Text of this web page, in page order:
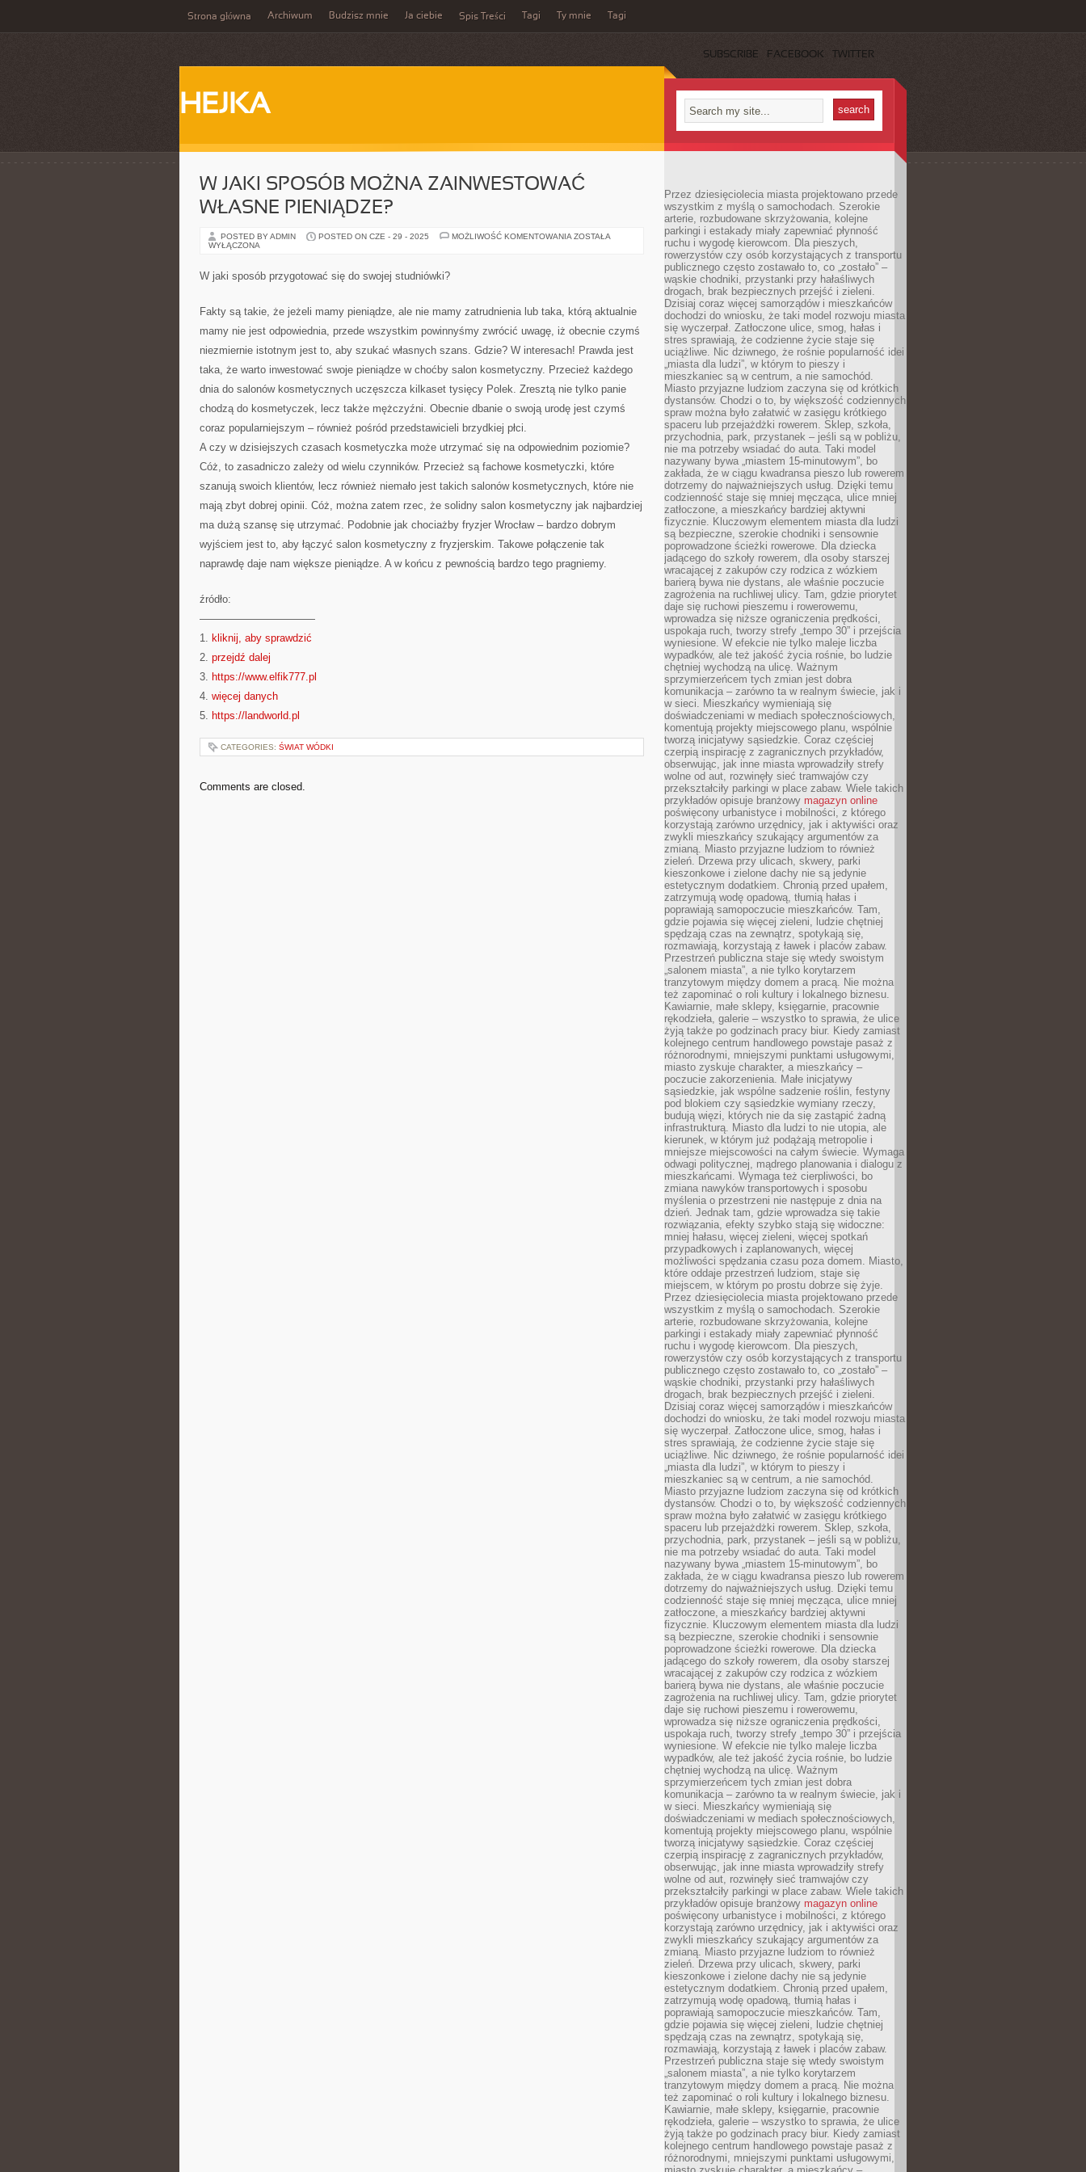
Strona główna Archiwum Budzisz mnie Ja ciebie Spis Treści Tagi Ty mnie Tagi
SUBSCRIBE FACEBOOK TWITTER
HEJKA
W JAKI SPOSÓB MOŻNA ZAINWESTOWAĆ
WŁASNE PIENIĄDZE?
POSTED BY ADMIN POSTED ON CZE - 29 - 2025 MOŻLIWOŚĆ KOMENTOWANIA W
ZOSTAŁA
WYŁĄCZONA
W jaki sposób przygotować się do swojej studniówki?
Fakty są takie, że jeżeli mamy pieniądze, ale nie mamy zatrudnienia lub taka, którą aktualnie
mamy nie jest odpowiednia, przede wszystkim powinnyśmy zwrócić uwagę, iż obecnie czymś
niezmiernie istotnym jest to, aby szukać własnych szans. Gdzie? W interesach! Prawda jest
taka, że warto inwestować swoje pieniądze w choćby salon kosmetyczny. Przecież każdego
dnia do salonów kosmetycznych uczęszcza kilkaset tysięcy Polek. Zresztą nie tylko panie
chodzą do kosmetyczek, lecz także mężczyźni. Obecnie dbanie o swoją urodę jest czymś
coraz popularniejszym – również pośród przedstawicieli brzydkiej płci.
A czy w dzisiejszych czasach kosmetyczka może utrzymać się na odpowiednim poziomie?
Cóż, to zasadniczo zależy od wielu czynników. Przecież są fachowe kosmetyczki, które
szanują swoich klientów, lecz również niemało jest takich salonów kosmetycznych, które nie
mają zbyt dobrej opinii. Cóż, można zatem rzec, że solidny salon kosmetyczny jak najbardziej
ma dużą szansę się utrzymać. Podobnie jak chociażby fryzjer Wrocław – bardzo dobrym
wyjściem jest to, aby łączyć salon kosmetyczny z fryzjerskim. Takowe połączenie tak
naprawdę daje nam większe pieniądze. A w końcu z pewnością bardzo tego pragniemy.
źródło:
———————————
1. kliknij, aby sprawdzić
2. przejdź dalej
3. https://www.elfik777.pl
4. więcej danych
5. https://landworld.pl
CATEGORIES: ŚWIAT WÓDKI
Comments are closed.
Przez dziesięciolecia miasta projektowano przede
wszystkim z myślą o samochodach. Szerokie
arterie, rozbudowane skrzyżowania, kolejne
parkingi i estakady miały zapewniać płynność
ruchu i wygodę kierowcom. Dla pieszych,
rowerzystów czy osób korzystających z transportu
publicznego często zostawało to, co „zostało” –
wąskie chodniki, przystanki przy hałaśliwych
drogach, brak bezpiecznych przejść i zieleni.
Dzisiaj coraz więcej samorządów i mieszkańców
dochodzi do wniosku, że taki model rozwoju miasta
się wyczerpał. Zatłoczone ulice, smog, hałas i
stres sprawiają, że codzienne życie staje się
uciążliwe. Nic dziwnego, że rośnie popularność idei
„miasta dla ludzi”, w którym to pieszy i
mieszkaniec są w centrum, a nie samochód.
Miasto przyjazne ludziom zaczyna się od krótkich
dystansów. Chodzi o to, by większość codziennych
spraw można było załatwić w zasięgu krótkiego
spaceru lub przejażdżki rowerem. Sklep, szkoła,
przychodnia, park, przystanek – jeśli są w pobliżu,
nie ma potrzeby wsiadać do auta. Taki model
nazywany bywa „miastem 15-minutowym”, bo
zakłada, że w ciągu kwadransa pieszo lub rowerem
dotrzemy do najważniejszych usług. Dzięki temu
codzienność staje się mniej męcząca, ulice mniej
zatłoczone, a mieszkańcy bardziej aktywni
fizycznie. Kluczowym elementem miasta dla ludzi
są bezpieczne, szerokie chodniki i sensownie
poprowadzone ścieżki rowerowe. Dla dziecka
jadącego do szkoły rowerem, dla osoby starszej
wracającej z zakupów czy rodzica z wózkiem
barierą bywa nie dystans, ale właśnie poczucie
zagrożenia na ruchliwej ulicy. Tam, gdzie priorytet
daje się ruchowi pieszemu i rowerowemu,
wprowadza się niższe ograniczenia prędkości,
uspokaja ruch, tworzy strefy „tempo 30” i przejścia
wyniesione. W efekcie nie tylko maleje liczba
wypadków, ale też jakość życia rośnie, bo ludzie
chętniej wychodzą na ulicę. Ważnym
sprzymierzeńcem tych zmian jest dobra
komunikacja – zarówno ta w realnym świecie, jak i
w sieci. Mieszkańcy wymieniają się
doświadczeniami w mediach społecznościowych,
komentują projekty miejscowego planu, wspólnie
tworzą inicjatywy sąsiedzkie. Coraz częściej
czerpią inspirację z zagranicznych przykładów,
obserwując, jak inne miasta wprowadziły strefy
wolne od aut, rozwinęły sieć tramwajów czy
przekształciły parkingi w place zabaw. Wiele takich
przykładów opisuje branżowy magazyn online
poświęcony urbanistyce i mobilności, z którego
korzystają zarówno urzędnicy, jak i aktywiści oraz
zwykli mieszkańcy szukający argumentów za
zmianą. Miasto przyjazne ludziom to również
zieleń. Drzewa przy ulicach, skwery, parki
kieszonkowe i zielone dachy nie są jedynie
estetycznym dodatkiem. Chronią przed upałem,
zatrzymują wodę opadową, tłumią hałas i
poprawiają samopoczucie mieszkańców. Tam,
gdzie pojawia się więcej zieleni, ludzie chętniej
spędzają czas na zewnątrz, spotykają się,
rozmawiają, korzystają z ławek i placów zabaw.
Przestrzeń publiczna staje się wtedy swoistym
„salonem miasta”, a nie tylko korytarzem
tranzytowym między domem a pracą. Nie można
też zapominać o roli kultury i lokalnego biznesu.
Kawiarnie, małe sklepy, księgarnie, pracownie
rękodzieła, galerie – wszystko to sprawia, że ulice
żyją także po godzinach pracy biur. Kiedy zamiast
kolejnego centrum handlowego powstaje pasaż z
różnorodnymi, mniejszymi punktami usługowymi,
miasto zyskuje charakter, a mieszkańcy –
poczucie zakorzenienia. Małe inicjatywy
sąsiedzkie, jak wspólne sadzenie roślin, festyny
pod blokiem czy sąsiedzkie wymiany rzeczy,
budują więzi, których nie da się zastąpić żadną
infrastrukturą. Miasto dla ludzi to nie utopia, ale
kierunek, w którym już podążają metropolie i
mniejsze miejscowości na całym świecie. Wymaga
odwagi politycznej, mądrego planowania i dialogu z
mieszkańcami. Wymaga też cierpliwości, bo
zmiana nawyków transportowych i sposobu
myślenia o przestrzeni nie następuje z dnia na
dzień. Jednak tam, gdzie wprowadza się takie
rozwiązania, efekty szybko stają się widoczne:
mniej hałasu, więcej zieleni, więcej spotkań
przypadkowych i zaplanowanych, więcej
możliwości spędzania czasu poza domem. Miasto,
które oddaje przestrzeń ludziom, staje się
miejscem, w którym po prostu dobrze się żyje.
Przez dziesięciolecia miasta projektowano przede
wszystkim z myślą o samochodach. Szerokie
arterie, rozbudowane skrzyżowania, kolejne
parkingi i estakady miały zapewniać płynność
ruchu i wygodę kierowcom. Dla pieszych,
rowerzystów czy osób korzystających z transportu
publicznego często zostawało to, co „zostało” –
wąskie chodniki, przystanki przy hałaśliwych
drogach, brak bezpiecznych przejść i zieleni.
Dzisiaj coraz więcej samorządów i mieszkańców
dochodzi do wniosku, że taki model rozwoju miasta
się wyczerpał. Zatłoczone ulice, smog, hałas i
stres sprawiają, że codzienne życie staje się
uciążliwe. Nic dziwnego, że rośnie popularność idei
„miasta dla ludzi”, w którym to pieszy i
mieszkaniec są w centrum, a nie samochód.
Miasto przyjazne ludziom zaczyna się od krótkich
dystansów. Chodzi o to, by większość codziennych
spraw można było załatwić w zasięgu krótkiego
spaceru lub przejażdżki rowerem. Sklep, szkoła,
przychodnia, park, przystanek – jeśli są w pobliżu,
nie ma potrzeby wsiadać do auta. Taki model
nazywany bywa „miastem 15-minutowym”, bo
zakłada, że w ciągu kwadransa pieszo lub rowerem
dotrzemy do najważniejszych usług. Dzięki temu
codzienność staje się mniej męcząca, ulice mniej
zatłoczone, a mieszkańcy bardziej aktywni
fizycznie. Kluczowym elementem miasta dla ludzi
są bezpieczne, szerokie chodniki i sensownie
poprowadzone ścieżki rowerowe. Dla dziecka
jadącego do szkoły rowerem, dla osoby starszej
wracającej z zakupów czy rodzica z wózkiem
barierą bywa nie dystans, ale właśnie poczucie
zagrożenia na ruchliwej ulicy. Tam, gdzie priorytet
daje się ruchowi pieszemu i rowerowemu,
wprowadza się niższe ograniczenia prędkości,
uspokaja ruch, tworzy strefy „tempo 30” i przejścia
wyniesione. W efekcie nie tylko maleje liczba
wypadków, ale też jakość życia rośnie, bo ludzie
chętniej wychodzą na ulicę. Ważnym
sprzymierzeńcem tych zmian jest dobra
komunikacja – zarówno ta w realnym świecie, jak i
w sieci. Mieszkańcy wymieniają się
doświadczeniami w mediach społecznościowych,
komentują projekty miejscowego planu, wspólnie
tworzą inicjatywy sąsiedzkie. Coraz częściej
czerpią inspirację z zagranicznych przykładów,
obserwując, jak inne miasta wprowadziły strefy
wolne od aut, rozwinęły sieć tramwajów czy
przekształciły parkingi w place zabaw. Wiele takich
przykładów opisuje branżowy magazyn online
poświęcony urbanistyce i mobilności, z którego
korzystają zarówno urzędnicy, jak i aktywiści oraz
zwykli mieszkańcy szukający argumentów za
zmianą. Miasto przyjazne ludziom to również
zieleń. Drzewa przy ulicach, skwery, parki
kieszonkowe i zielone dachy nie są jedynie
estetycznym dodatkiem. Chronią przed upałem,
zatrzymują wodę opadową, tłumią hałas i
poprawiają samopoczucie mieszkańców. Tam,
gdzie pojawia się więcej zieleni, ludzie chętniej
spędzają czas na zewnątrz, spotykają się,
rozmawiają, korzystają z ławek i placów zabaw.
Przestrzeń publiczna staje się wtedy swoistym
„salonem miasta”, a nie tylko korytarzem
tranzytowym między domem a pracą. Nie można
też zapominać o roli kultury i lokalnego biznesu.
Kawiarnie, małe sklepy, księgarnie, pracownie
rękodzieła, galerie – wszystko to sprawia, że ulice
żyją także po godzinach pracy biur. Kiedy zamiast
kolejnego centrum handlowego powstaje pasaż z
różnorodnymi, mniejszymi punktami usługowymi,